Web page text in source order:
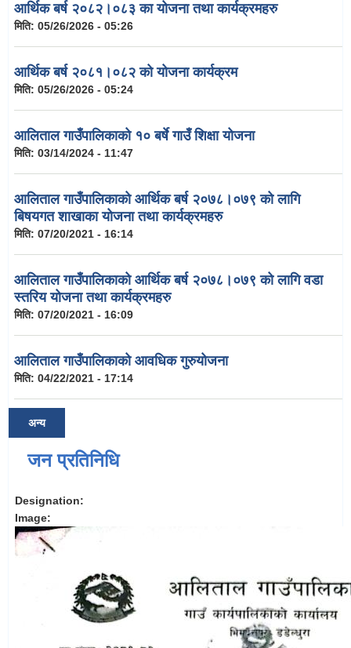
आर्थिक बर्ष २०८२।०८३ का योजना तथा कार्यक्रमहरु
मिति: 05/26/2026 - 05:26
आर्थिक बर्ष २०८१।०८२ को योजना कार्यक्रम
मिति: 05/26/2026 - 05:24
आलिताल गाउँपालिकाको १० बर्षे गाउँ शिक्षा योजना
मिति: 03/14/2024 - 11:47
आलिताल गाउँपालिकाको आर्थिक बर्ष २०७८।०७९ को लागि
बिषयगत शाखाका योजना तथा कार्यक्रमहरु
मिति: 07/20/2021 - 16:14
आलिताल गाउँपालिकाको आर्थिक बर्ष २०७८।०७९ को लागि वडा
स्तरिय योजना तथा कार्यक्रमहरु
मिति: 07/20/2021 - 16:09
आलिताल गाउँपालिकाको आवधिक गुरुयोजना
मिति: 04/22/2021 - 17:14
अन्य
जन प्रतिनिधि
Designation:
Image: